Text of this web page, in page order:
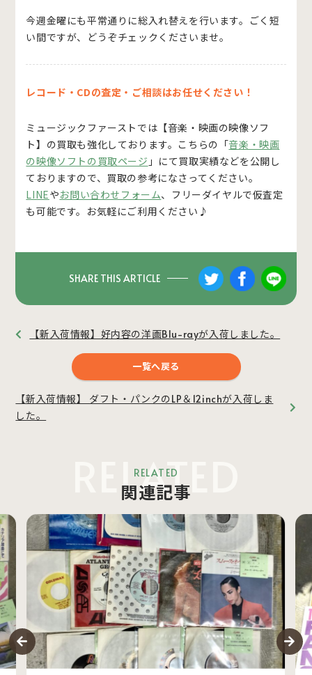
今週金曜にも平常通りに総入れ替えを行います。ごく短
い間ですが、どうぞチェックくださいませ。
レコード・CDの査定・ご相談はお任せください！
ミュージックファーストでは 【音楽・映画の映像ソフ
ト】 の買取も強化しております。こちらの「音楽・映画
の映像ソフトの買取ページ 」にて買取実績などを公開し
ておりますので、買取の参考になさってください。
LINEやお問い合わせフォーム、フリーダイヤルで仮査定
も可能です。お気軽にご利用ください♪
SHARE THIS ARTICLE
【新入荷情報】好内容の洋画Blu-rayが入荷しました。
一覧へ戻る
【新入荷情報】 ダフト・パンクのLP＆12inchが入荷しま
した。
RELATED
RELATED
関連記事